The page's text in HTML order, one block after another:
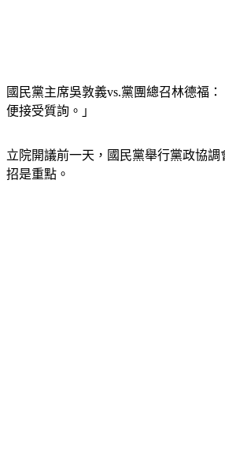
國民黨主席吳敦義vs.黨團總召林德福
便接受質詢。」
立院開議前一天，國民黨舉行黨政協
招是重點。